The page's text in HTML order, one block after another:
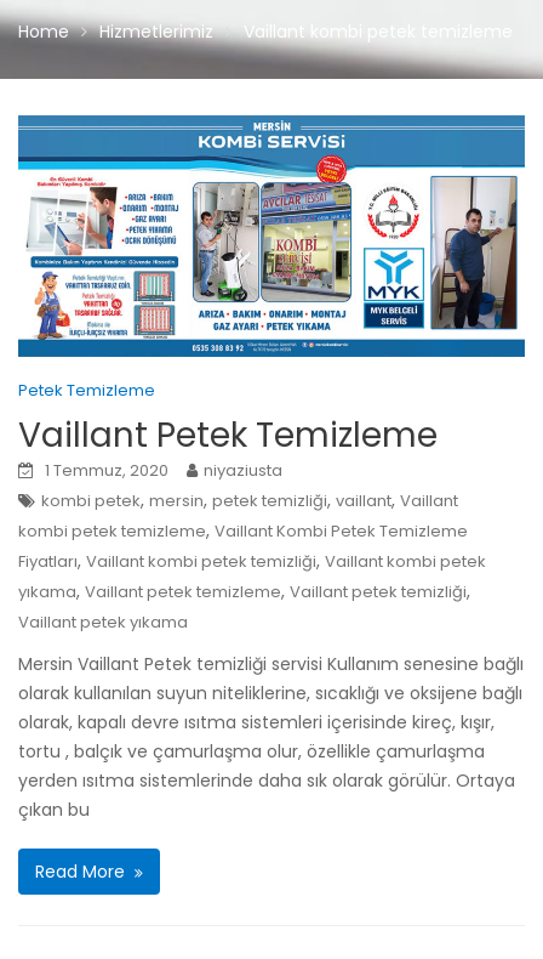
Home Hizmetlerimiz Vaillant kombi petek temizleme
Petek Temizleme
Vaillant Petek Temizleme
1 Temmuz, 2020
niyaziusta
kombi petek, mersin, petek temizliği, vaillant, Vaillant
kombi petek temizleme, Vaillant Kombi Petek Temizleme
Fiyatları, Vaillant kombi petek temizliği, Vaillant kombi petek
yıkama, Vaillant petek temizleme, Vaillant petek temizliği,
Vaillant petek yıkama
Mersin Vaillant Petek temizliği servisi Kullanım senesine bağlı
olarak kullanılan suyun niteliklerine, sıcaklığı ve oksijene bağlı
olarak, kapalı devre ısıtma sistemleri içerisinde kireç, kışır,
tortu , balçık ve çamurlaşma olur, özellikle çamurlaşma
yerden ısıtma sistemlerinde daha sık olarak görülür. Ortaya
çıkan bu
Read More